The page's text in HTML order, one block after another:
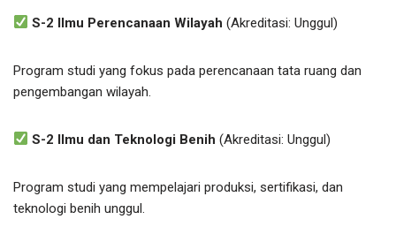
S-2 Ilmu Perencanaan Wilayah (Akreditasi: Unggul)
Program studi yang fokus pada perencanaan tata ruang dan
pengembangan wilayah.
S-2 Ilmu dan Teknologi Benih (Akreditasi: Unggul)
Program studi yang mempelajari produksi, sertifikasi, dan
teknologi benih unggul.